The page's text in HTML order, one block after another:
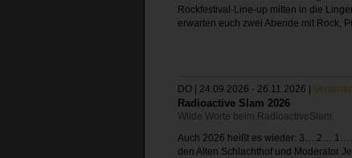
Rockfestival-Line-up mitten in die
erwarten euch zwei Abende mit Rock,
DO | 24.09.2026 - 26.11.2026 |
Radioactive Slam 2026
Wilde Worte beim RadioactiveSlam
Auch 2026 heißt es wieder:
den Alten Schlachthof und Moderator